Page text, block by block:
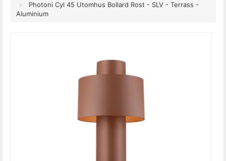
Photoni Cyl 45 Utomhus Bollard Rost - SLV - Terrass -
Aluminium